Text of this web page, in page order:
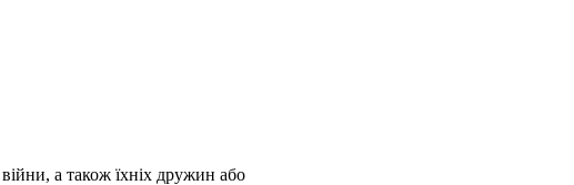
а також їхніх дружин або